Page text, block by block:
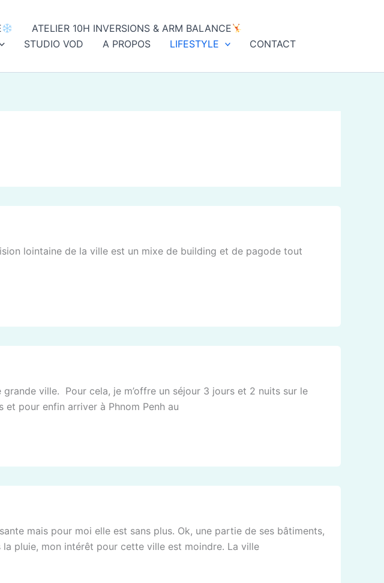
ATELIER 10H INVERSIONS & ARM BALANCE
STUDIO VOD A PROPOS LIFESTYLE CONTACT
lointaine de la ville est un mixe de building et de pagode tout
ville. Pour cela, je m’offre un séjour 3 jours et 2 nuits sur le
pour enfin arriver à Phnom Penh au
mais pour moi elle est sans plus. Ok, une partie de ses bâtiments,
la pluie, mon intérêt pour cette ville est moindre. La ville